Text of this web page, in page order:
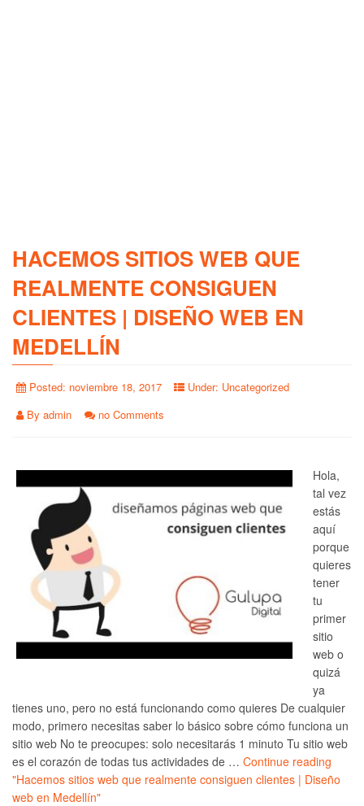
HACEMOS SITIOS WEB QUE
REALMENTE CONSIGUEN
CLIENTES | DISEÑO WEB EN
MEDELLÍN
Posted: noviembre 18, 2017 Under: Uncategorized
By admin no Comments
Hola,
tal vez
estás
aquí
porque
quieres
tener
tu
primer
sitio
web o
quizá
ya
tienes uno, pero no está funcionando como quieres De cualquier
modo, primero necesitas saber lo básico sobre cómo funciona un
sitio web No te preocupes: solo necesitarás 1 minuto Tu sitio web
es el corazón de todas tus actividades de … Continue reading
"Hacemos sitios web que realmente consiguen clientes | Diseño
web en Medellín"